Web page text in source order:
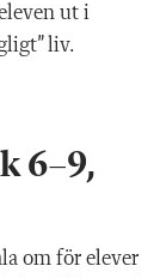
ut i
liv.
6–9,
om för elever